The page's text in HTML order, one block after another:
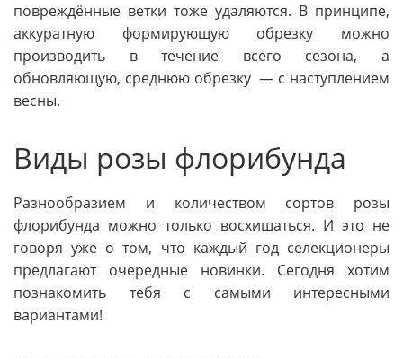
повреждённые ветки тоже удаляются. В принципе,
аккуратную формирующую обрезку можно
производить в течение всего сезона, а
обновляющую, среднюю обрезку — с наступлением
весны.
Виды розы флорибунда
Разнообразием и количеством сортов розы
флорибунда можно только восхищаться. И это не
говоря уже о том, что каждый год селекционеры
предлагают очередные новинки. Сегодня хотим
познакомить тебя с самыми интересными
вариантами!